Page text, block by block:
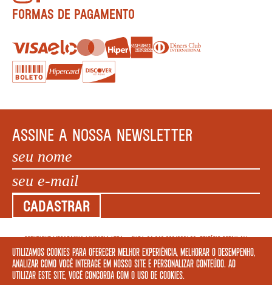
Utilizamos cookies para oferecer melhor experiência, melhorar o desempenho,
analizar como você interage em nosso site e personalizar conteúdo. Ao
utilizar este site, você concorda com o uso de cookies.
FORMAS DE PAGAMENTO
ASSINE A NOSSA NEWSLETTER
CADASTRAR
COPYRIGHT MEGAFAUNA LIVRARIA LTDA. - CNPJ: 34.840.986/0001-20. EDIFÍCIO COPAN AV
IPIRANGA, 200 LOJA 5 - SÃO PAULO – SP 01046 010. © 2022 TODOS OS DIREITOS
RESERVADOS.